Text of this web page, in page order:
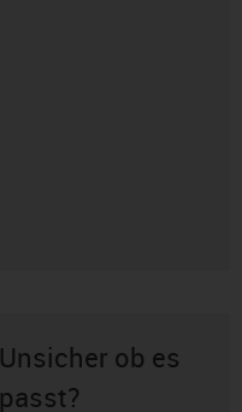
Unsicher ob es
passt?